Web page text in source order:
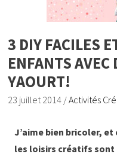
3 DIY FACILES
ENFANTS AVEC
YAOURT!
23 juillet 2014 /Activités
J’aime bien bricoler, et
les loisirs créatifs sont